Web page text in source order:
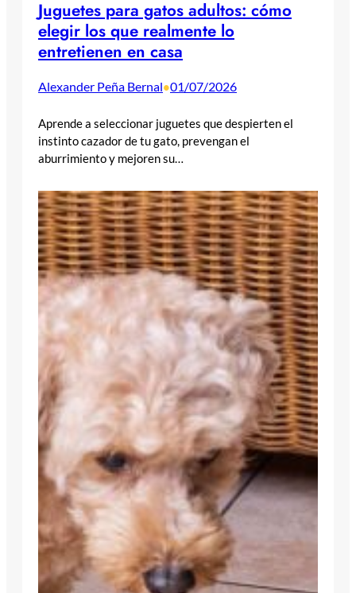
Juguetes para gatos adultos: cómo
elegir los que realmente lo
entretienen en casa
Alexander Peña Bernal•01/07/2026
Aprende a seleccionar juguetes que despierten el
instinto cazador de tu gato, prevengan el
aburrimiento y mejoren su…